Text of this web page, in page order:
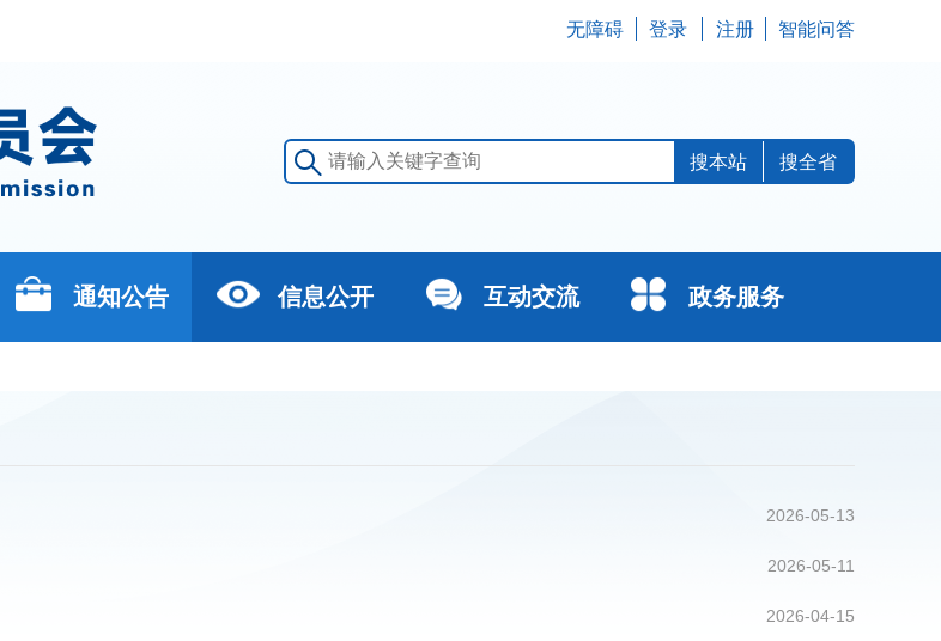
无障碍 登录 注册 智能问答
搜全省
通知公告 信息公开 互动交流 政务服务
2026-05-13
2026-05-11
2026-04-15